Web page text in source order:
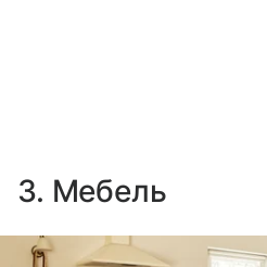
3. Мебель